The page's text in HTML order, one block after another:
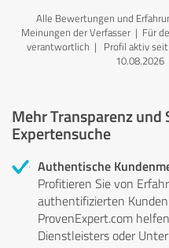
Alle Bewertungen und
Meinungen der Verfasser | Für
verantwortlich | Profil aktiv
10.08.2026
Mehr Transparenz und
Expertensuche
Authentische
Profitieren Sie von
authentifizierten
ProvenExpert.com
Dienstleisters oder